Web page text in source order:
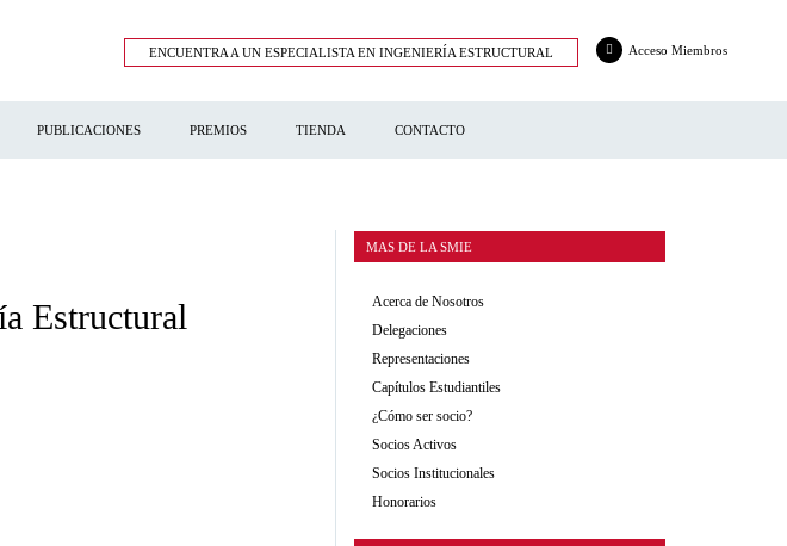
ENCUENTRA A UN ESPECIALISTA EN INGENIERÍA ESTRUCTURAL Acceso Miembros
PUBLICACIONES PREMIOS TIENDA CONTACTO
Estructural
MAS DE LA SMIE
Acerca de Nosotros
Delegaciones
Representaciones
Capítulos Estudiantiles
¿Cómo ser socio?
Socios Activos
Socios Institucionales
Honorarios